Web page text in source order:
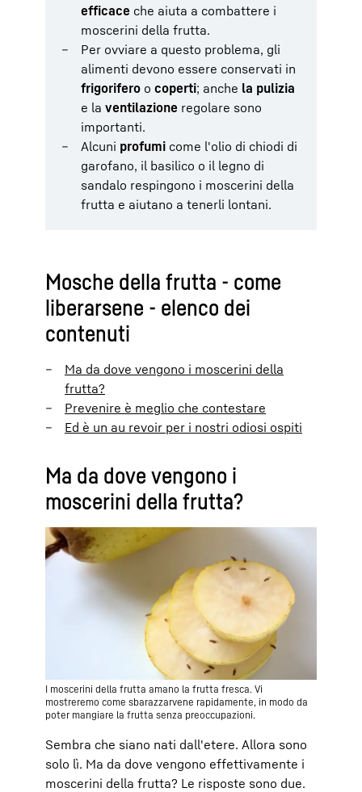
efficace che aiuta a combattere i
moscerini della frutta.
Per ovviare a questo problema, gli
alimenti devono essere conservati in
frigorifero o coperti; anche la pulizia
e la ventilazione regolare sono
importanti.
Alcuni profumi come l'olio di chiodi di
garofano, il basilico o il legno di
sandalo respingono i moscerini della
frutta e aiutano a tenerli lontani.
Mosche della frutta - come
liberarsene - elenco dei
contenuti
Ma da dove vengono i moscerini della
frutta?
Prevenire è meglio che contestare
Ed è un au revoir per i nostri odiosi ospiti
Ma da dove vengono i
moscerini della frutta?
I moscerini della frutta amano la frutta fresca. Vi
mostreremo come sbarazzarvene rapidamente, in modo da
poter mangiare la frutta senza preoccupazioni.
Sembra che siano nati dall'etere. Allora sono
solo lì. Ma da dove vengono effettivamente i
moscerini della frutta? Le risposte sono due.